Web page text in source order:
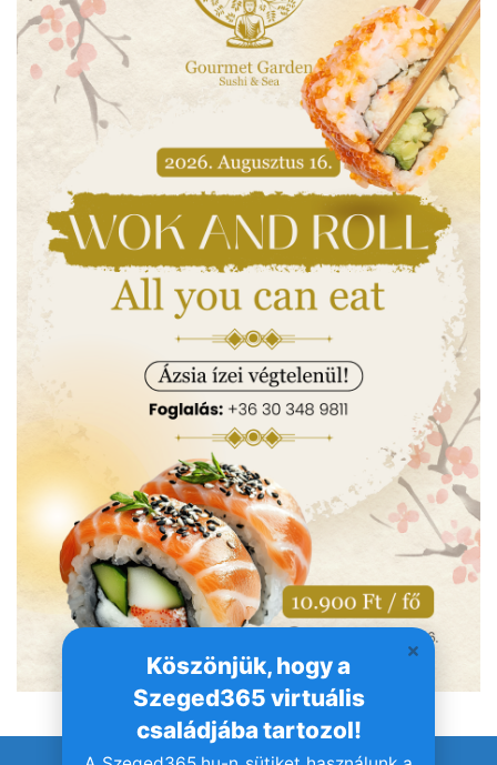
Köszönjük, hogy a
Szeged365 virtuális
családjába tartozol!